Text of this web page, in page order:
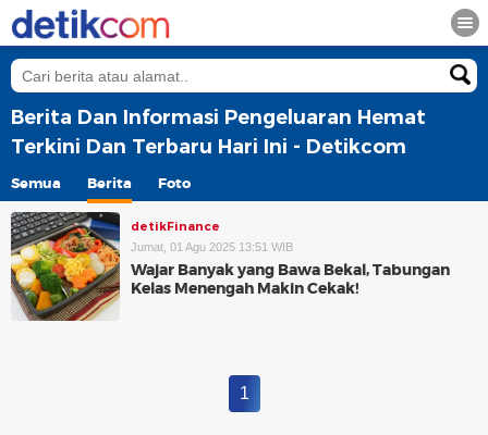
Berita Dan Informasi Pengeluaran Hemat
Terkini Dan Terbaru Hari Ini - Detikcom
Semua Berita Foto
detikFinance
Jumat, 01 Agu 2025 13:51 WIB
Wajar Banyak yang Bawa Bekal, Tabungan
Kelas Menengah Makin Cekak!
1